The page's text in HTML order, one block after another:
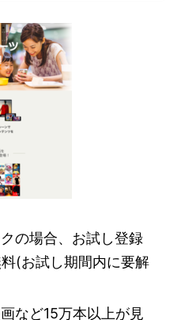
の場合、お試し登録
(お試し期間内に要解
など15万本以上が見